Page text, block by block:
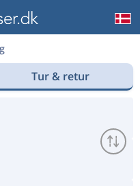
Tur & retur